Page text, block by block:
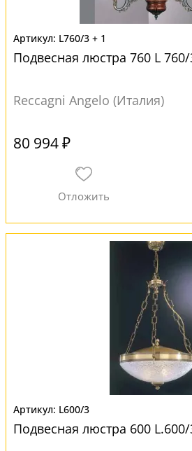
L760/3 + 1
Подвесная люстра 760 L
Reccagni Angelo (Италия)
80 994 ₽
L600/3
Подвесная люстра 600